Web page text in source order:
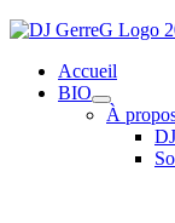
Accueil
BIO
À